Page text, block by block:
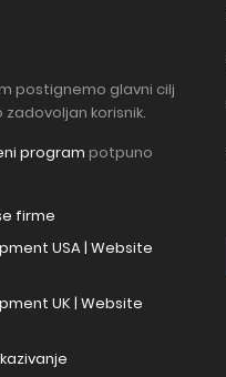
postignemo glavni cilj
korisnik.
program potpuno
firme
USA | Website
UK | Website